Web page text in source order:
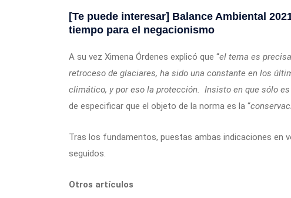
[Te puede interesar] Balance Ambiental
tiempo para el negacionismo
A su vez Ximena Órdenes explicó que “el tema es
retroceso de glaciares, ha sido una constante en los
climático, y por eso la protección. Insisto en que sólo
de especificar que el objeto de la norma es la “
Tras los fundamentos, puestas ambas indicaciones en
seguidos.
Otros artículos